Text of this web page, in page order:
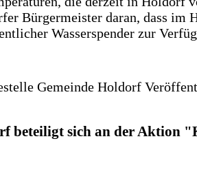
Bürgermeister daran, dass im
Wasserspender zur
Gemeinde Holdorf
beteiligt sich an der Aktion